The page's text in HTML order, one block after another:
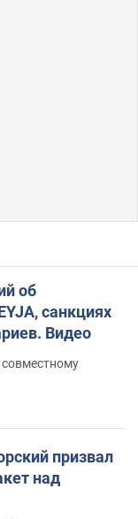
об
санкциях
Видео
призвал
над